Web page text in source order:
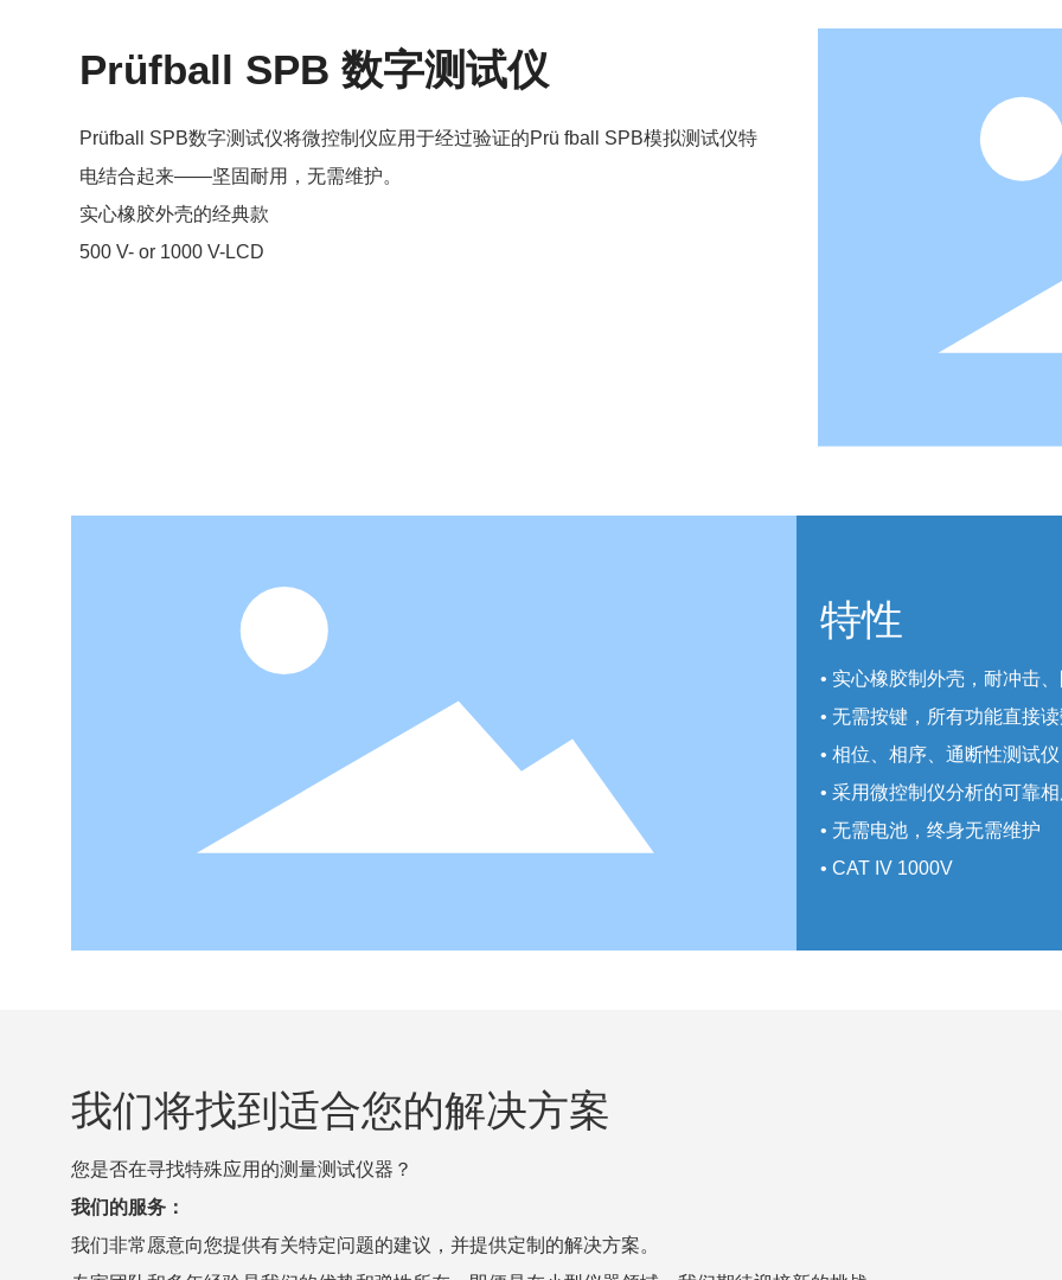
Prüfball SPB 数字测试仪
Prüfball SPB数字测试仪将微控制仪应用于经过验证的Prü fball SPB模拟测试仪特
电结合起来——坚固耐用，无需维护。
实心橡胶外壳的经典款
500 V- or 1000 V-LCD
特性
• 实心橡胶制外壳，耐冲击
• 无需按键，所有功能直接
• 相位、相序、通断性测试
• 采用微控制仪分析的可靠
• 无需电池，终身无需维护
• CAT IV 1000V
我们将找到适合您的解决方案
您是否在寻找特殊应用的测量测试仪器？
我们的服务：
我们非常愿意向您提供有关特定问题的建议，并提供定制的解决方案。